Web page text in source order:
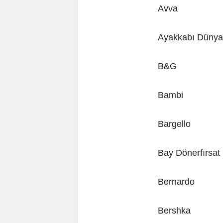
Avva
Ayakkabı
B&G
Bambi
Bargello
Bay Dönerfırsat
Bernardo
Bershka